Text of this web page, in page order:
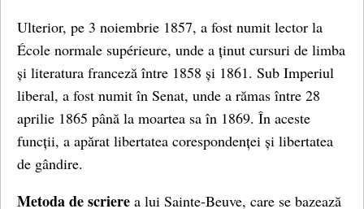
Ulterior, pe 3 noiembrie 1857, a fost numit lector la
École normale supérieure, unde a ținut cursuri de limba
și literatura franceză între 1858 și 1861. Sub Imperiul
liberal, a fost numit în Senat, unde a rămas între 28
aprilie 1865 până la moartea sa în 1869. În aceste
funcții, a apărat libertatea corespondenței și libertatea
de gândire.
Metoda de scriere a lui Sainte-Beuve, care se bazează